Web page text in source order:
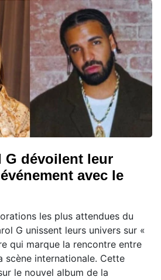
G dévoilent leur
avec le
les plus attendues du
G unissent leurs univers sur «
qui marque la rencontre entre
scène internationale. Cette
le nouvel album de la